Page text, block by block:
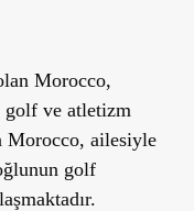
Morocco,
ve atletizm
Morocco, ailesiyle
golf